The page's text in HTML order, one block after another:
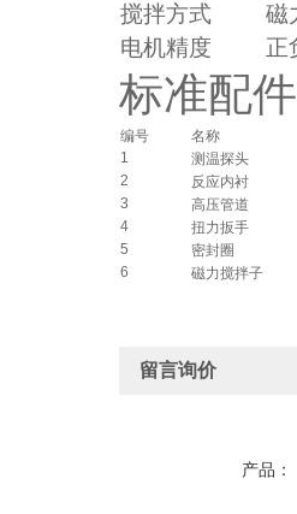
搅拌方式
磁
电机精度
正
标准配件
编号
名称
1
测温探头
2
反应内衬
3
高压管道
4
扭力扳手
5
密封圈
6
磁力搅拌子
留言询价
产品：